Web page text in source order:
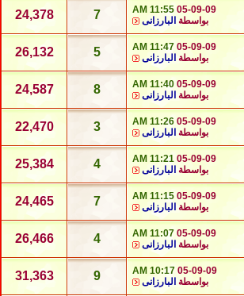
05-09-09
11:55 AM
بواسطة البارزانى 7
24,378
05-09-09
11:47 AM
بواسطة البارزانى 5
26,132
05-09-09
11:40 AM
بواسطة البارزانى 8
24,587
05-09-09
11:26 AM
بواسطة البارزانى 3
22,470
05-09-09
11:21 AM
بواسطة البارزانى 4
25,384
05-09-09
11:15 AM
بواسطة البارزانى 7
24,465
05-09-09
11:07 AM
بواسطة البارزانى 4
26,466
05-09-09
10:17 AM
بواسطة البارزانى 9
31,363